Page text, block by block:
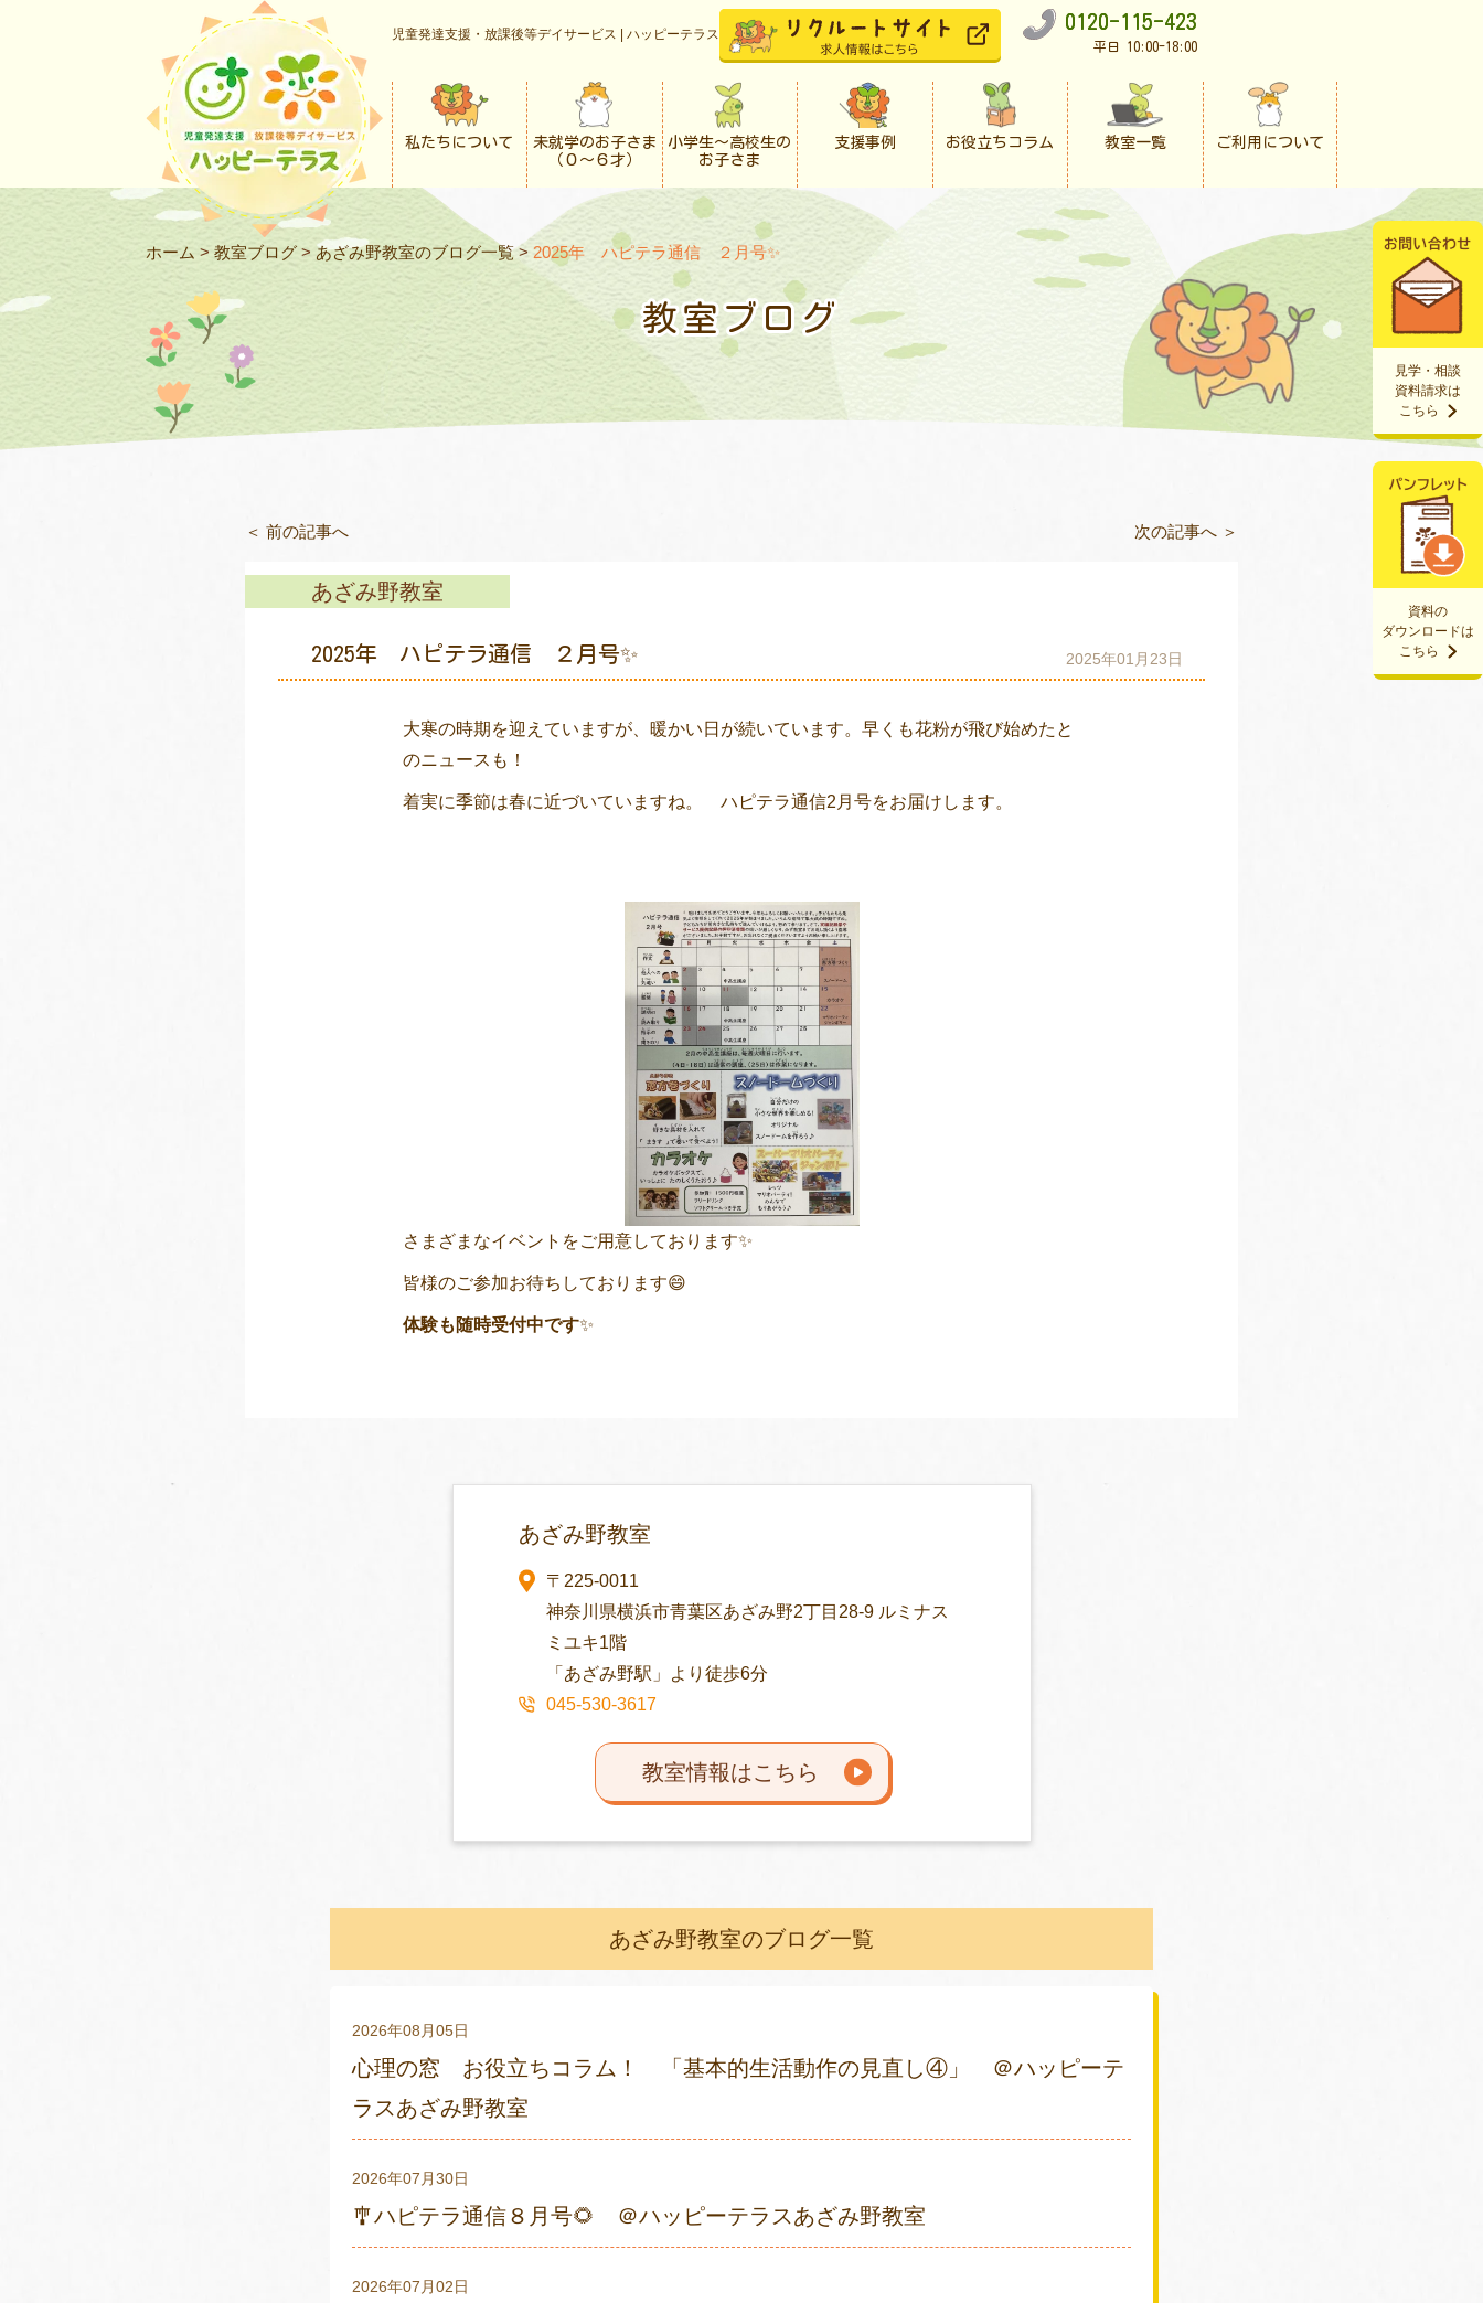
児童発達支援・放課後等デイサービス | ハッピーテラス
0120-115-423
平日 10:00-18:00
私たちについて
未就学のお子さま
（０〜６才）
小学生〜高校生の
お子さま
支援事例 お役立ちコラム 教室一覧 ご利用について
資料の
ダウンロードは
こちら
見学・相談
資料請求は
こちら
ホーム > 教室ブログ > あざみ野教室のブログ一覧> 2025年 ハピテラ通信 ２月号✨
教室ブログ
＜ 前の記事へ 次の記事へ ＞
あざみ野教室
2025年 ハピテラ通信 ２月号✨ 2025年01月23日
大寒の時期を迎えていますが、暖かい日が続いています。早くも花粉が飛び始めたと
のニュースも！
着実に季節は春に近づいていますね。 ハピテラ通信2月号をお届けします。
さまざまなイベントをご用意しております✨
皆様のご参加お待ちしております😄
体験も随時受付中です✨
あざみ野教室
〒225-0011
神奈川県横浜市青葉区あざみ野2丁目28-9 ルミナス
ミユキ1階
「あざみ野駅」より徒歩6分
045-530-3617
教室情報はこちら
あざみ野教室のブログ一覧
2026年08月05日
心理の窓 お役立ちコラム！ 「基本的生活動作の見直し④」 ＠ハッピーテ
ラスあざみ野教室
2026年07月30日
🎐ハピテラ通信８月号🌻 ＠ハッピーテラスあざみ野教室
2026年07月02日